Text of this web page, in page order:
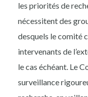
les priorités de
nécessitent des
desquels le comité
intervenants de
le cas échéant. Le
surveillance